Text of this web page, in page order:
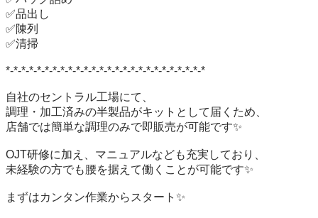
✅品出し
✅陳列
✅清掃
*-*-*-*-*-*-*-*-*-*-*-*-*-*-*-*-*-*-*-*-*-*-*-*-*-*
自社のセントラル工場にて、
調理・加工済みの半製品がキットとして届くため、
店舗では簡単な調理のみで即販売が可能です✨
OJT研修に加え、マニュアルなども充実しており、
未経験の方でも腰を据えて働くことが可能です✨
まずはカンタン作業からスタート✨